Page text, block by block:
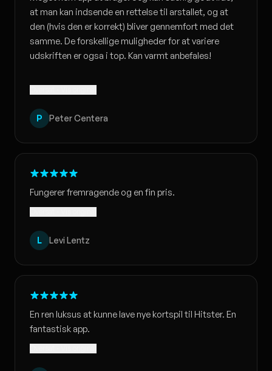
at man kan indsende en rettelse til arstallet, og at
den (hvis den er korrekt) bliver gennemfort med det
samme. De forskellige muligheder for at variere
udskriften er ogsa i top. Kan varmt anbefales!
P Peter Centera
Fungerer fremragende og en fin pris.
L Levi Lentz
En ren luksus at kunne lave nye kortspil til Hitster. En
fantastisk app.